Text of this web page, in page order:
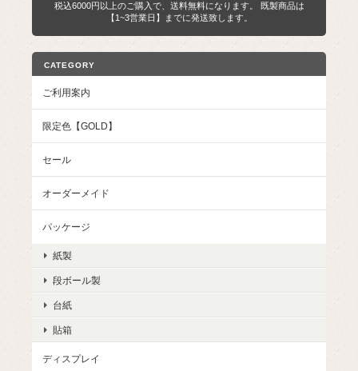
税込6000円以上のご購入で、送料無料になります。 既製商品は
【1~3営業日】までに発送致します。
CATEGORY
ご利用案内
限定色【GOLD】
セール
オーダーメイド
パッケージ
紙製
段ボール製
台紙
貼箱
ディスプレイ